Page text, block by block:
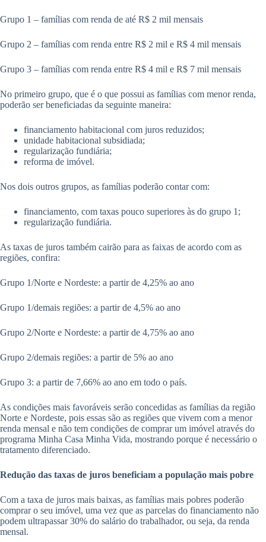
Grupo 1 – famílias com renda de até R$ 2 mil mensais
Grupo 2 – famílias com renda entre R$ 2 mil e R$ 4 mil mensais
Grupo 3 – famílias com renda entre R$ 4 mil e R$ 7 mil mensais
No primeiro grupo, que é o que possui as famílias com menor renda,
poderão ser beneficiadas da seguinte maneira:
financiamento habitacional com juros reduzidos;
unidade habitacional subsidiada;
regularização fundiária;
reforma de imóvel.
Nos dois outros grupos, as famílias poderão contar com:
financiamento, com taxas pouco superiores às do grupo 1;
regularização fundiária.
As taxas de juros também cairão para as faixas de acordo com as
regiões, confira:
Grupo 1/Norte e Nordeste: a partir de 4,25% ao ano
Grupo 1/demais regiões: a partir de 4,5% ao ano
Grupo 2/Norte e Nordeste: a partir de 4,75% ao ano
Grupo 2/demais regiões: a partir de 5% ao ano
Grupo 3: a partir de 7,66% ao ano em todo o país.
As condições mais favoráveis serão concedidas as famílias da região
Norte e Nordeste, pois essas são as regiões que vivem com a menor
renda mensal e não tem condições de comprar um imóvel através do
programa Minha Casa Minha Vida, mostrando porque é necessário o
tratamento diferenciado.
Redução das taxas de juros beneficiam a população mais pobre
Com a taxa de juros mais baixas, as famílias mais pobres poderão
comprar o seu imóvel, uma vez que as parcelas do financiamento não
podem ultrapassar 30% do salário do trabalhador, ou seja, da renda
mensal.